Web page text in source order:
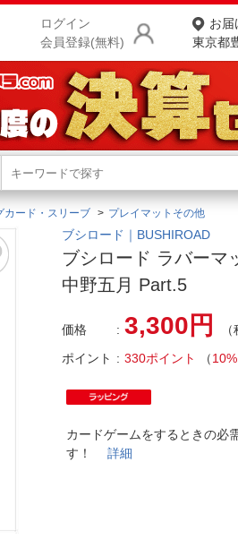
ログイン
会員登録(無料)
お届
東京都
商品をさ
ランキング
カテゴリ一
お客様サ
カード・スリーブ プレイマットその他
ブシロード｜BUSHIROAD
ブシロード ラバーマ
中野五月 Part.5
価格 3,300円
ポイント
330ポイント （10%
カードゲームをするときの必
す！詳細